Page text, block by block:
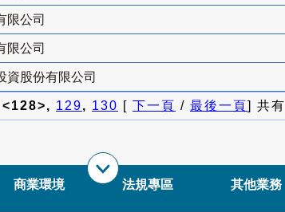
限公司
限公司
資股份有限公司
129, 130 [ 下一頁 / 最後一頁] 共有
商業環境 法規專區 其他業務